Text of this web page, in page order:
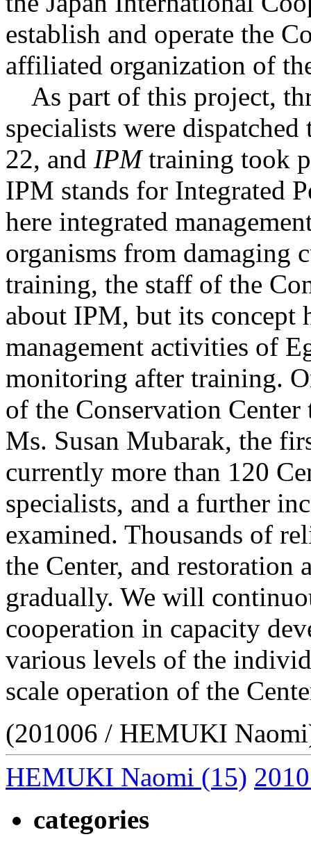
establish and operate the
affiliated organization of
As part of this project,
specialists were
22, and IPMtraining took
IPM stands for Integrated
here integrated
organisms from damaging
training, the staff of the
about IPM, but its concept
management activities of
monitoring after training.
of the Conservation
Ms. Susan Mubarak, the
currently more than 120
specialists, and a further
examined. Thousands of
the Center, and restoration
gradually. We will
cooperation in capacity
various levels of the
scale operation of the
(201006 / HEMUKI
HEMUKI Naomi (15)
categories